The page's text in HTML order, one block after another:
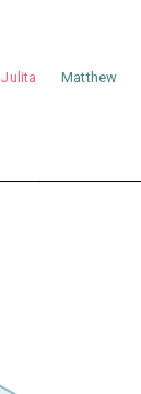
Julita Matthew